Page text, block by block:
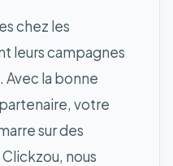
chez les
leurs campagnes
Avec la bonne
votre
sur des
nous